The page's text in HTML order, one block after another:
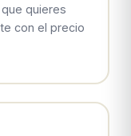
quieres
con el precio